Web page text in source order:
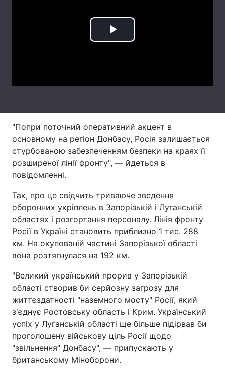
Думки
Вакансії
Послуги
Тема оформлення
Play
"Попри поточний оперативний акцент в
основному на регіон Донбасу, Росія залишається
стурбованою забезпеченням безпеки на краях її
розширеної лінії фронту", — йдеться в
повідомленні.
Так, про це свідчить триваюче зведення
оборонних укріплень в Запорізькій і Луганській
областях і розгортання персоналу. Лінія фронту
Росії в Україні становить приблизно 1 тис. 288
км. На окупованій частині Запорізької області
вона розтягнулася на 192 км.
"Великий український прорив у Запорізькій
області створив би серйозну загрозу для
життєздатності "наземного мосту" Росії, який
з'єднує Ростовську область і Крим. Український
успіх у Луганській області ще більше підірвав би
проголошену військову ціль Росії щодо
"звільнення" Донбасу", — припускають у
британському Міноборони.